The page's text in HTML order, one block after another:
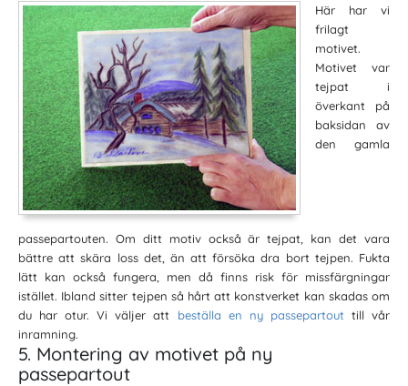
Här har vi
frilagt
motivet.
Motivet var
tejpat i
överkant på
baksidan av
den gamla
passepartouten. Om ditt motiv också är tejpat, kan det vara
bättre att skära loss det, än att försöka dra bort tejpen. Fukta
lätt kan också fungera, men då finns risk för missfärgningar
istället. Ibland sitter tejpen så hårt att konstverket kan skadas om
du har otur. Vi väljer att beställa en ny passepartout till vår
inramning.
5. Montering av motivet på ny
passepartout